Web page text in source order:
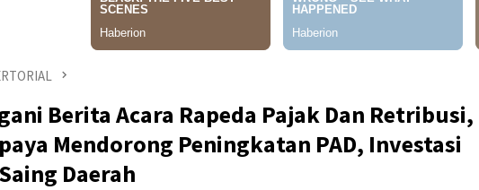
Berita Acara Rapeda Pajak Dan Retribusi,
Mendorong Peningkatan PAD, Investasi
Daerah